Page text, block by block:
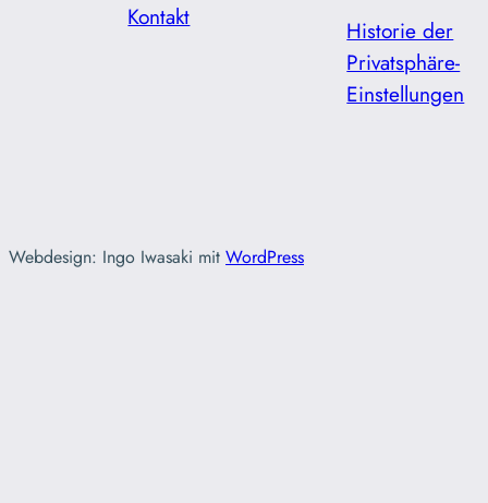
Kontakt
Historie der
Privatsphäre-
Einstellungen
Webdesign: Ingo Iwasaki mit WordPress